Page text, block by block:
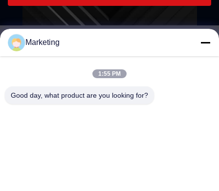
marketing@hwashi.com
Marketing
1:55 PM
Good day, what product are you looking for?